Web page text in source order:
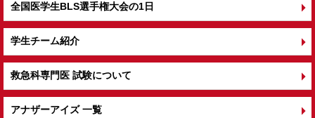
全国医学生BLS選手権大会の1日
学生チーム紹介
救急科専門医 試験について
アナザーアイズ 一覧